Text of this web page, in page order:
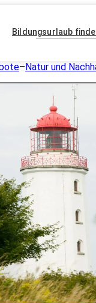
Bildungsurlaub
–Natur und